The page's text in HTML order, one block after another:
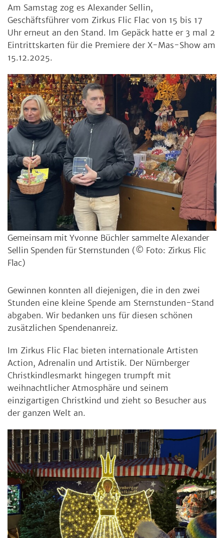
Am Samstag zog es Alexander Sellin,
Geschäftsführer vom Zirkus Flic Flac von 15 bis 17
Uhr erneut an den Stand. Im Gepäck hatte er 3 mal 2
Eintrittskarten für die Premiere der X-Mas-Show am
15.12.2025.
Gemeinsam mit Yvonne Büchler sammelte Alexander
Sellin Spenden für Sternstunden (© Foto: Zirkus Flic
Flac)
Gewinnen konnten all diejenigen, die in den zwei
Stunden eine kleine Spende am Sternstunden-Stand
abgaben. Wir bedanken uns für diesen schönen
zusätzlichen Spendenanreiz.
Im Zirkus Flic Flac bieten internationale Artisten
Action, Adrenalin und Artistik. Der Nürnberger
Christkindlesmarkt hingegen trumpft mit
weihnachtlicher Atmosphäre und seinem
einzigartigen Christkind und zieht so Besucher aus
der ganzen Welt an.